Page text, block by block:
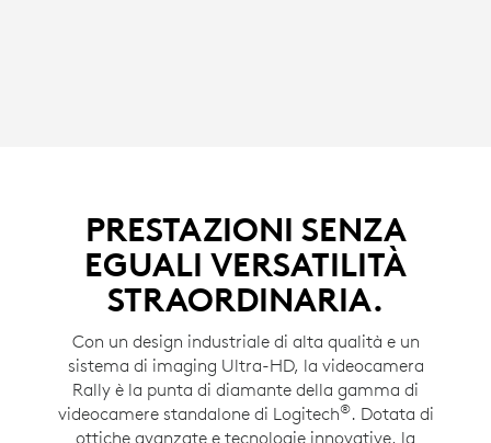
PRESTAZIONI SENZA
EGUALI VERSATILITÀ
STRAORDINARIA.
Con un design industriale di alta qualità e un
sistema di imaging Ultra-HD, la videocamera
Rally è la punta di diamante della gamma di
videocamere standalone di Logitech®. Dotata di
ottiche avanzate e tecnologie innovative, la